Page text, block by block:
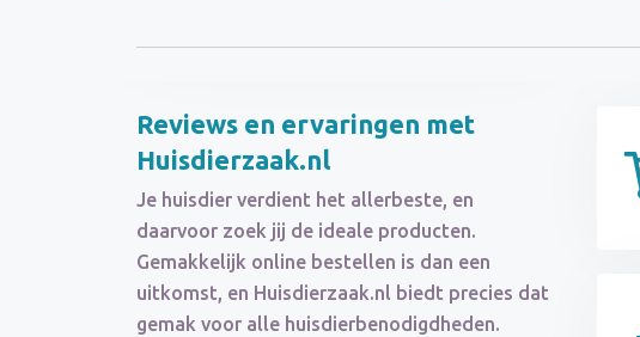
Reviews en ervaringen met
Huisdierzaak.nl
Je huisdier verdient het allerbeste, en
daarvoor zoek jij de ideale producten.
Gemakkelijk online bestellen is dan een
uitkomst, en Huisdierzaak.nl biedt precies dat
gemak voor alle huisdierbenodigdheden.